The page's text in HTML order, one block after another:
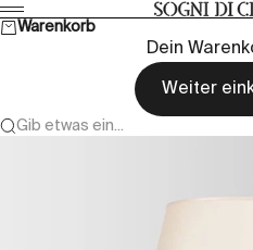
Zum Inhalt springenSogni di
Menü
Warenkorb
Dein
Weiter
Gib etwas ein...